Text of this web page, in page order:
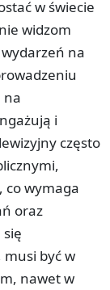
w świecie
widzom
na
na
i
często
co wymaga
oraz
musi być w
nawet w